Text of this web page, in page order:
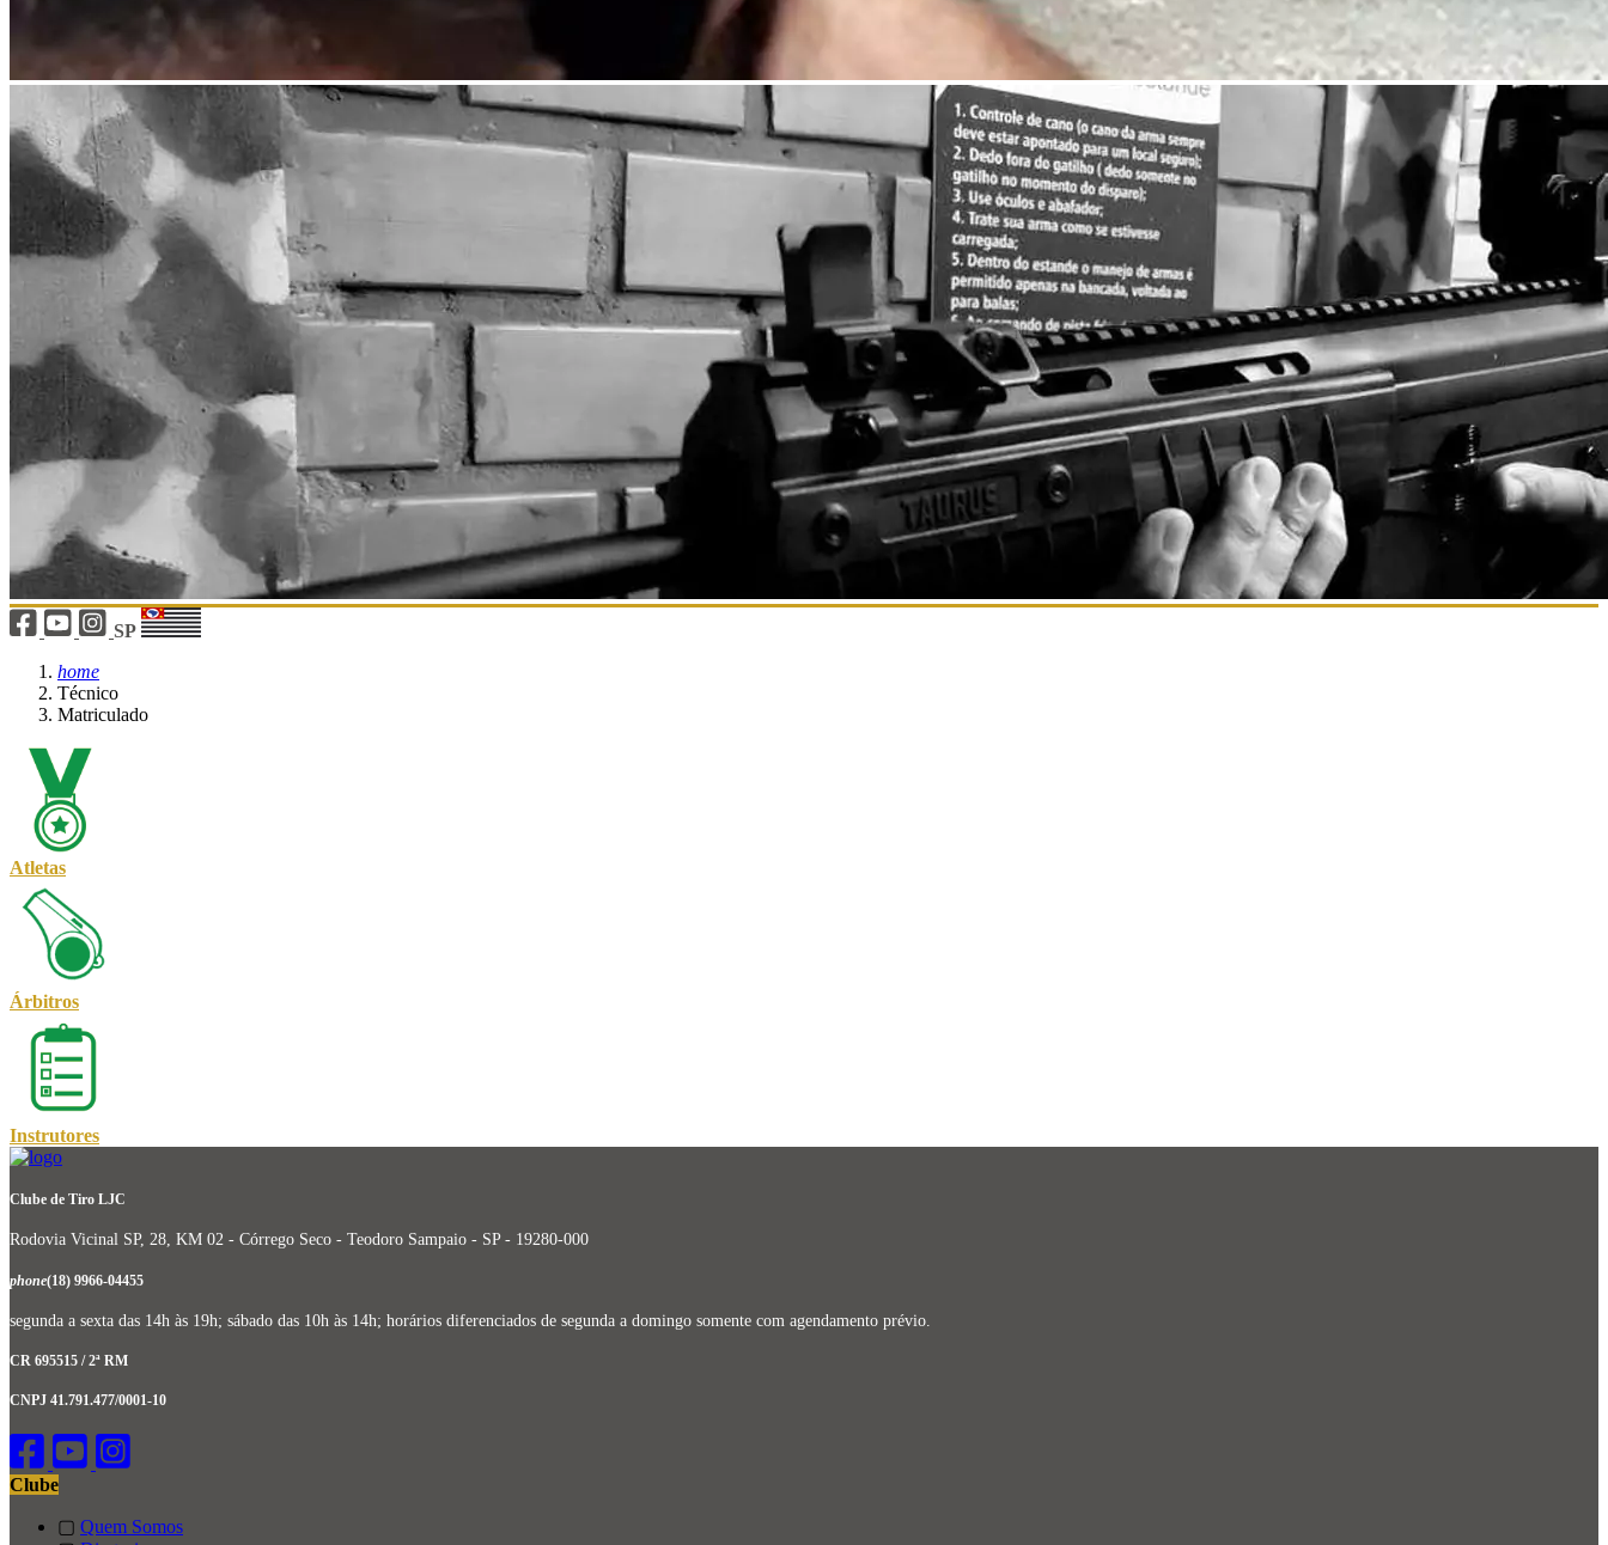
SP
home
Técnico
Matriculado
Atletas
Árbitros
Instrutores
Clube de Tiro LJC
Rodovia Vicinal SP, 28, KM 02 - Córrego Seco - Teodoro Sampaio - SP - 19280-000
phone(18) 9966-04455
segunda a sexta das 14h às 19h; sábado das 10h às 14h; horários diferenciados de segunda a domingo somente com agendamento prévio.
CR 695515 / 2ª RM
CNPJ 41.791.477/0001-10
Clube
▢ Quem Somos